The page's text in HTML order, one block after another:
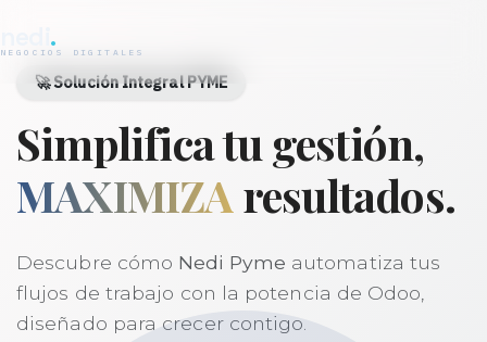
.
NEGOCIOS DIGITALES
🚀 Solución Integral PYME
Simplifica tu gestión,
MAXIMIZAresultados.
Descubre cómo Nedi Pyme automatiza tus
flujos de trabajo con la potencia de Odoo,
diseñado para crecer contigo.